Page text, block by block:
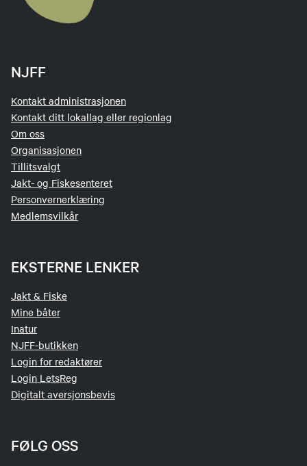
NJFF
Kontakt administrasjonen
Kontakt ditt lokallag eller regionlag
Om oss
Organisasjonen
Tillitsvalgt
Jakt- og Fiskesenteret
Personvernerklæring
Medlemsvilkår
EKSTERNE LENKER
Jakt & Fiske
Mine båter
Inatur
NJFF-butikken
Login for redaktører
Login LetsReg
Digitalt aversjonsbevis
FØLG OSS